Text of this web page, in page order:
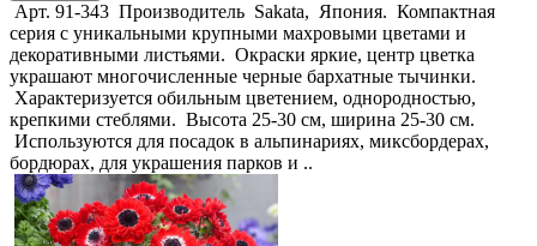
Арт. 91-343 Производитель Sakata, Япония. Компактная
серия с уникальными крупными махровыми цветами и
декоративными листьями. Окраски яркие, центр цветка
украшают многочисленные черные бархатные тычинки.
Характеризуется обильным цветением, однородностью,
крепкими стеблями. Высота 25-30 см, ширина 25-30 см.
Используются для посадок в альпинариях, миксбордерах,
бордюрах, для украшения парков и ..